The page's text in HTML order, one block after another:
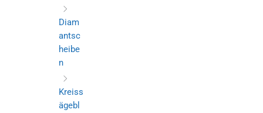
Diam
antsc
heibe
n
Kreiss
ägebl